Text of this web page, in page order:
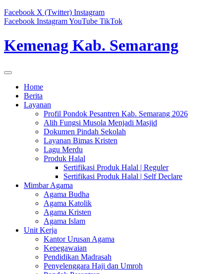
Facebook X (Twitter) Instagram
Facebook InstagramYouTube TikTok
Kemenag Kab. Semarang
Home
Berita
Layanan
Profil Pondok Pesantren Kab. Semarang 2026
Alih Fungsi Musola Menjadi Masjid
Dokumen Pindah Sekolah
Layanan Bimas Kristen
Lagu Merdu
Produk Halal
Sertifikasi Produk Halal | Reguler
Sertifikasi Produk Halal | Self Declare
Mimbar Agama
Agama Budha
Agama Katolik
Agama Kristen
Agama Islam
Unit Kerja
Kantor Urusan Agama
Kepegawaian
Pendidikan Madrasah
Penyelenggara Haji dan Umroh